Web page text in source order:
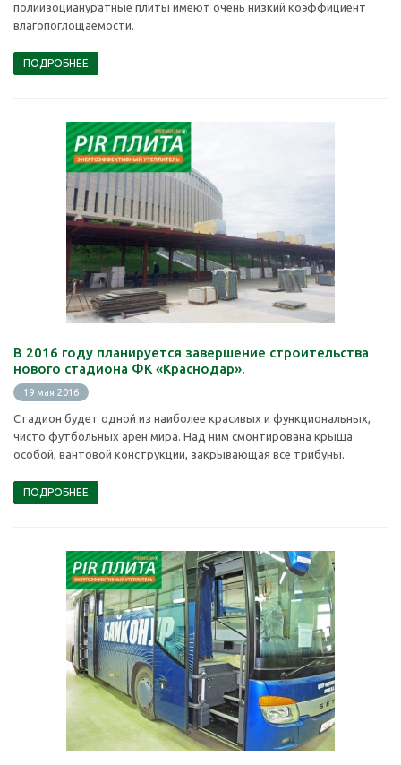
полиизоциануратные плиты имеют очень низкий коэффициент
влагопоглощаемости.
ПОДРОБНЕЕ
В 2016 году планируется завершение строительства
нового стадиона ФК «Краснодар».
19 мая 2016
Стадион будет одной из наиболее красивых и функциональных,
чисто футбольных арен мира. Над ним смонтирована крыша
особой, вантовой конструкции, закрывающая все трибуны.
ПОДРОБНЕЕ